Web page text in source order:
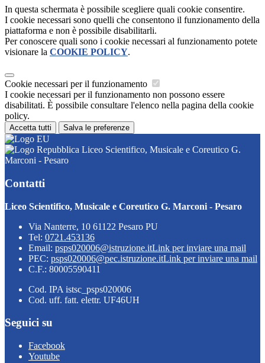
In questa schermata è possibile scegliere quali cookie consentire.
I cookie necessari sono quelli che consentono il funzionamento della
piattaforma e non è possibile disabilitarli.
Per conoscere quali sono i cookie necessari al funzionamento potete
visionare la COOKIE POLICY.
Cookie necessari per il funzionamento
I cookie necessari per il funzionamento non possono essere
disabilitati. È possibile consultare l'elenco nella pagina della cookie
policy.
Accetta tutti Salva le preferenze
Liceo Scientifico, Musicale e Coreutico G.
Marconi - Pesaro
Contatti
Liceo Scientifico, Musicale e Coreutico G. Marconi - Pesaro
Via Nanterre, 10 61122 Pesaro PU
Tel: 0721.453136
Email: psps020006@istruzione.itLink per inviare una mail
PEC: psps020006@pec.istruzione.itLink per inviare una mail
C.F.: 80005590411
Cod. IPA istsc_psps020006
Cod. uff. fatt. elettr. UF46UH
Seguici su
Facebook
Youtube